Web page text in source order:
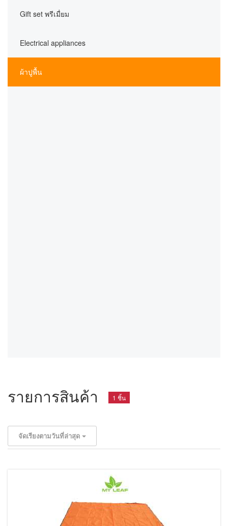
Gift set พรีเมื่ยม
Electrical appliances
ผ้าปูพื้น
รายการสินค้า 1 ชิ้น
จัดเรียงตามวันที่ล่าสุด